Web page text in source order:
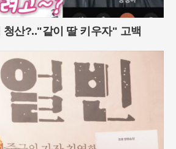
청산?.."같이 딸 키우자" 고백